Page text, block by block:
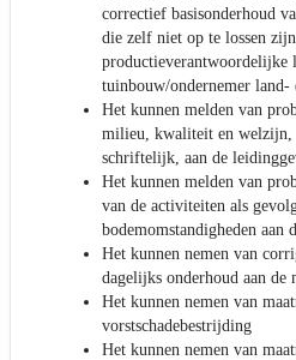
correctief basisonderhoud
die zelf niet op te lossen
productieverantwoordelijke
tuinbouw/ondernemer land-
Het kunnen melden van
milieu, kwaliteit en welzijn,
schriftelijk, aan de
Het kunnen melden van
van de activiteiten als
bodemomstandigheden aan
Het kunnen nemen van
dagelijks onderhoud aan de
Het kunnen nemen van
vorstschadebestrijding
Het kunnen nemen van